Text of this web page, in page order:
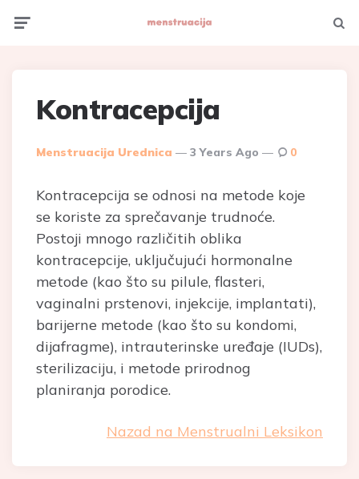
Kontracepcija
Posted
Menstruacija Urednica 3 Years Ago 0
Kontracepcija se odnosi na metode koje
se koriste za sprečavanje trudnoće.
Postoji mnogo različitih oblika
kontracepcije, uključujući hormonalne
metode (kao što su pilule, flasteri,
vaginalni prstenovi, injekcije, implantati),
barijerne metode (kao što su kondomi,
dijafragme), intrauterinske uređaje (IUDs),
sterilizaciju, i metode prirodnog
planiranja porodice.
Nazad na Menstrualni Leksikon